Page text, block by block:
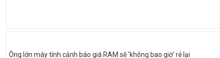
Ông lớn máy tính cảnh báo giá RAM sẽ 'không bao giờ' rẻ lại